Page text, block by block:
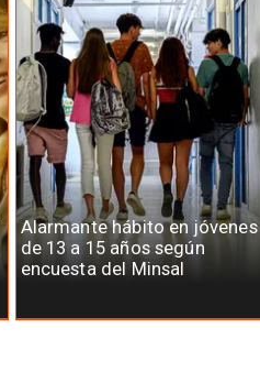
Alarmante hábito en jóvenes
de 13 a 15 años según
encuesta del Minsal